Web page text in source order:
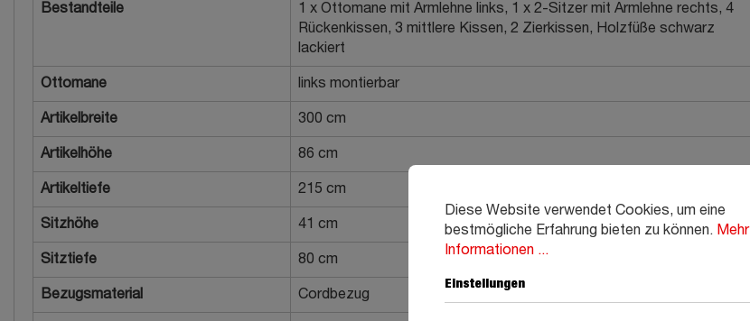
Bestandteile
1 x Ottomane mit Armlehne links, 1 x 2-Sitzer mit Armlehne rechts, 4
Rückenkissen, 3 mittlere Kissen, 2 Zierkissen, Holzfüße schwarz
lackiert
Ottomane links montierbar
Artikelbreite 300 cm
Artikelhöhe 86 cm
Artikeltiefe 215 cm
Sitzhöhe 41 cm
Sitztiefe 80 cm
Bezugsmaterial Cordbezug
Diese Website verwendet Cookies, um eine
bestmögliche Erfahrung bieten zu können. Mehr
Informationen ...
Einstellungen